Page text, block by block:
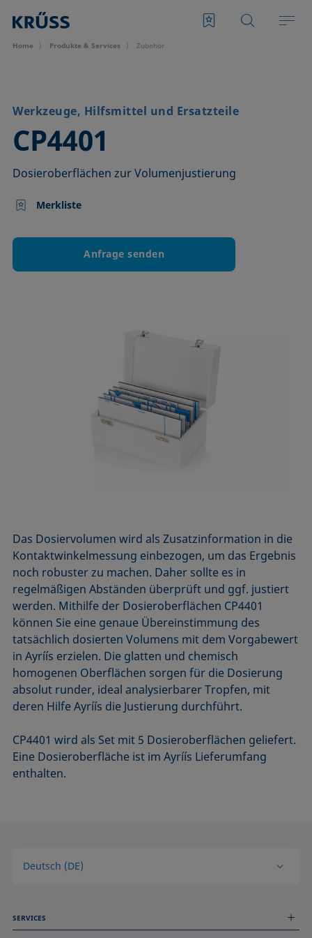
Home Produkte & Services Zubehör
Werkzeuge, Hilfsmittel und Ersatzteile
CP4401
–
Dosieroberflächen zur Volumenjustierung
Merkliste
Anfrage senden
Das Dosiervolumen wird als Zusatzinformation in die
Kontaktwinkelmessung einbezogen, um das Ergebnis
noch robuster zu machen. Daher sollte es in
regelmäßigen Abständen überprüft und ggf. justiert
werden. Mithilfe der Dosieroberflächen CP4401
können Sie eine genaue Übereinstimmung des
tatsächlich dosierten Volumens mit dem Vorgabewert
in Ayríís erzielen. Die glatten und chemisch
homogenen Oberflächen sorgen für die Dosierung
absolut runder, ideal analysierbarer Tropfen, mit
deren Hilfe Ayríís die Justierung durchführt.
CP4401 wird als Set mit 5 Dosieroberflächen geliefert.
Eine Dosieroberfläche ist im Ayríís Lieferumfang
enthalten.
Deutsch (DE)
SERVICES